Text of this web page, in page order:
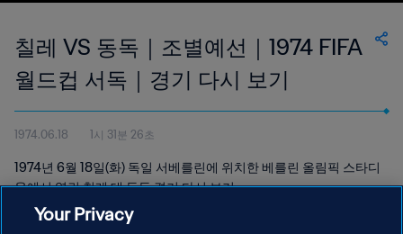
칠레 VS 동독｜조별예선｜1974 FIFA
월드컵 서독｜경기 다시 보기
1974.06.18 1시 31분 26초
1974년 6월 18일(화) 독일 서베를린에 위치한 베를린 올림픽 스타디
움에서 열린 칠레 대 동독 경기 다시 보기
Your Privacy